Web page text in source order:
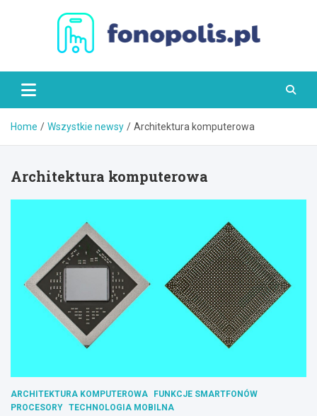
Fonopolis.pl
Home Wszystkie newsy Architektura komputerowa
Architektura komputerowa
ARCHITEKTURA KOMPUTEROWA
FUNKCJE SMARTFONÓW
PROCESORY TECHNOLOGIA MOBILNA